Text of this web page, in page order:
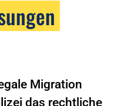
Migration
das rechtliche